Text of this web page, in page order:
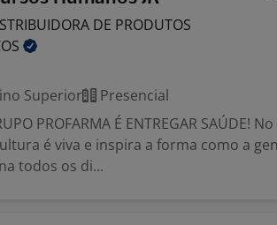
DE PRODUTOS
Superior
Presencial
PROFARMA É ENTREGAR SAÚDE! No
é viva e inspira a forma como a
todos os di...